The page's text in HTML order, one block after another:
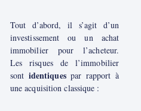
Tout d’abord, il s’agit d’un
investissement ou un achat
immobilier pour l’acheteur.
Les risques de l’immobilier
sont identiquespar rapport à
une acquisition classique :